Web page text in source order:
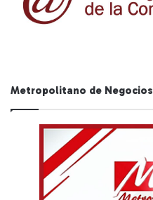
Metropolitano de Negocios